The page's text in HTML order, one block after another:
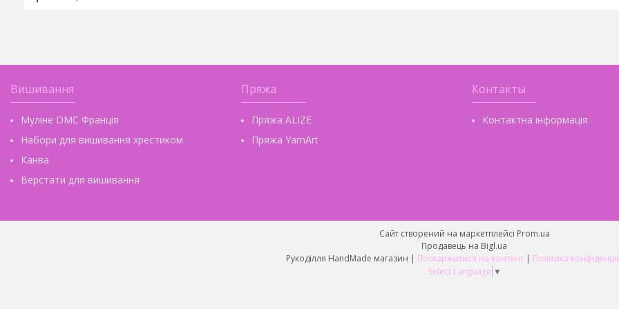
Вишивання
Муліне DMC Франція
Набори для вишивання хрестиком
Канва
Верстати для вишивання
Пряжа
Пряжа ALIZE
Пряжа YarnArt
Контакты
Контактна інформація
Сайт створений на маркетплейсі Prom.ua
Продавець на Bigl.ua
Рукоділля HandMade магазин | Поскаржитися на контент | Політика
Select Language ▼